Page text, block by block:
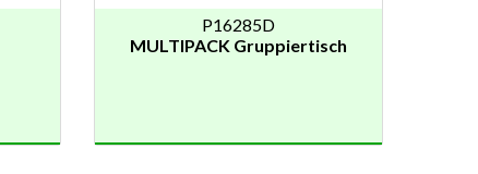
P16285D
MULTIPACK Gruppiertisch